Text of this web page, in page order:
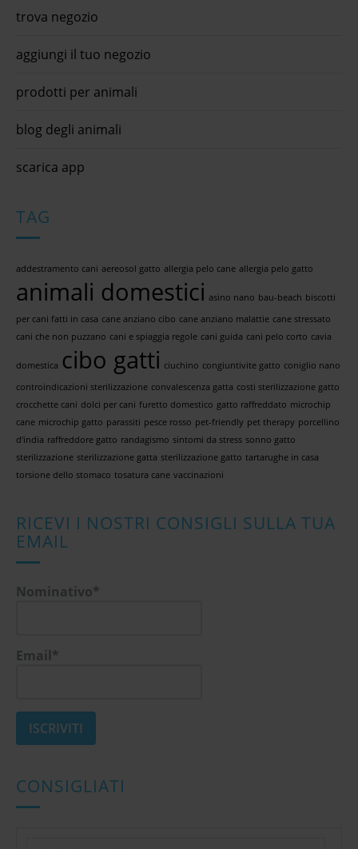
trova negozio
aggiungi il tuo negozio
prodotti per animali
blog degli animali
scarica app
TAG
addestramento cani aereosol gatto allergia pelo cane allergia pelo gatto
animali domestici asino nano bau-beach biscotti
per cani fatti in casa cane anziano cibo cane anziano malattie cane stressato
cani che non puzzano cani e spiaggia regole cani guida cani pelo corto cavia
domestica cibo gatti ciuchino congiuntivite gatto coniglio nano
controindicazioni sterilizzazione convalescenza gatta costi sterilizzazione gatto
crocchette cani dolci per cani furetto domestico gatto raffreddato microchip
cane microchip gatto parassiti pesce rosso pet-friendly pet therapy porcellino
d'india raffreddore gatto randagismo sintomi da stress sonno gatto
sterilizzazione sterilizzazione gatta sterilizzazione gatto tartarughe in casa
torsione dello stomaco tosatura cane vaccinazioni
RICEVI I NOSTRI CONSIGLI SULLA TUA
EMAIL
Nominativo*
Email*
CONSIGLIATI